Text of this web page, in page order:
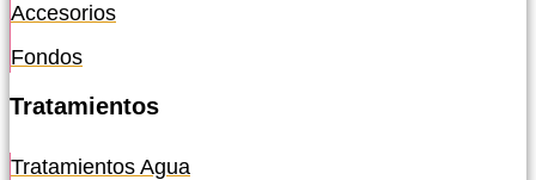
Accesorios
Fondos
Tratamientos
Tratamientos Agua